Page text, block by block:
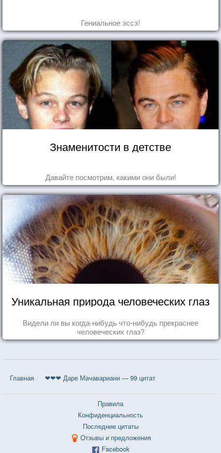
Гениальное эссэ!
Знаменитости в детстве
Давайте посмотрим, какими они были!
Уникальная природа человеческих глаз
Видели ли вы когда-нибудь что-нибудь прекраснее
человеческих глаз?
Главная ❤❤❤ Даре Мачавариани — 99 цитат
Правила
Конфиденциальность
Последние цитаты
Отзывы и предложения
Facebook